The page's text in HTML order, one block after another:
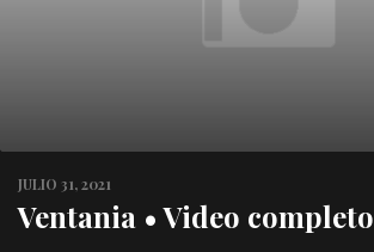
JULIO 31, 2021
Ventania • Video completo